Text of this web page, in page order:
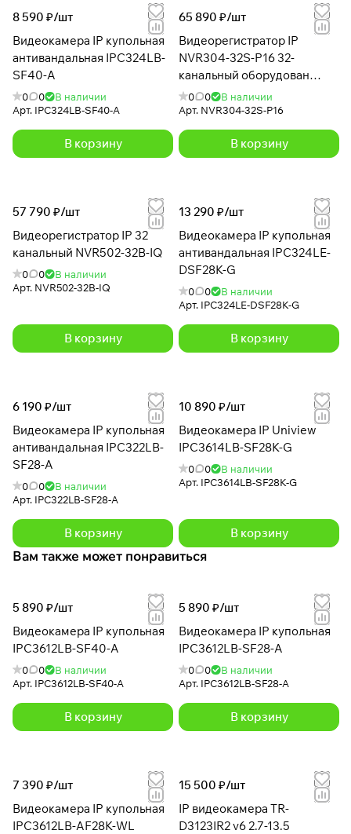
8 590 ₽/шт
Видеокамера IP купольная
антивандальная IPC324LB-
SF40-A
0 0
В наличии
Арт. IPC324LB-SF40-A
В корзину
65 890 ₽/шт
Видеорегистратор IP
NVR304-32S-P16 32-
канальный оборудован
двумя видеовыходами HDMI
и VGA
0 0
В наличии
Арт. NVR304-32S-P16
В корзину
57 790 ₽/шт
Видеорегистратор IP 32
канальный NVR502-32B-IQ
0 0
В наличии
Арт. NVR502-32B-IQ
В корзину
13 290 ₽/шт
Видеокамера IP купольная
антивандальная IPC324LE-
DSF28K-G
0 0
В наличии
Арт. IPC324LE-DSF28K-G
В корзину
6 190 ₽/шт
Видеокамера IP купольная
антивандальная IPC322LB-
SF28-A
0 0
В наличии
Арт. IPC322LB-SF28-A
В корзину
10 890 ₽/шт
Видеокамера IP Uniview
IPC3614LB-SF28K-G
0 0
В наличии
Арт. IPC3614LB-SF28K-G
В корзину
Вам также может понравиться
5 890 ₽/шт
Видеокамера IP купольная
IPC3612LB-SF40-A
0 0
В наличии
Арт. IPC3612LB-SF40-A
В корзину
5 890 ₽/шт
Видеокамера IP купольная
IPC3612LB-SF28-A
0 0
В наличии
Арт. IPC3612LB-SF28-A
В корзину
7 390 ₽/шт
Видеокамера IP купольная
IPC3612LB-AF28K-WL
15 500 ₽/шт
IP видеокамера TR-
D3123IR2 v6 2.7-13.5